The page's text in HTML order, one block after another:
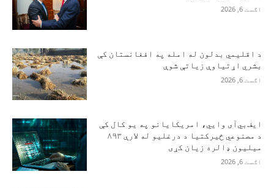
اګست 6, 2026
د اقلیمي بدلون له امله په افغانستان کې
بشري اړتیاوې زیاتې شوې
اګست 6, 2026
ایف‌بي‌آی وايي، امریکایانو په یو کال کې
د مصنوعي ځیرکتیا د درغلیو له لارې ۸۹۳
میلیون ډالره زیان کړی
اګست 6, 2026